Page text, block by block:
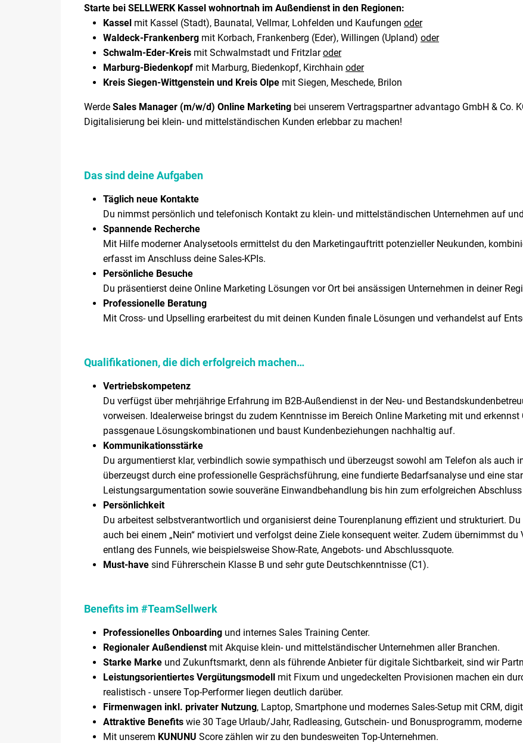
Starte bei SELLWERK Kassel wohnortnah im Außendienst in den Regionen:
Kassel mit Kassel (Stadt), Baunatal, Vellmar, Lohfelden und Kaufungen oder
Waldeck-Frankenberg mit Korbach, Frankenberg (Eder), Willingen (Upland) oder
Schwalm-Eder-Kreis mit Schwalmstadt und Fritzlaroder
Marburg-Biedenkopf mit Marburg, Biedenkopf, Kirchhain oder
Kreis Siegen-Wittgenstein und Kreis Olpe mit Siegen, Meschede, Brilon
Werde Sales Manager (m/w/d) Online Marketing bei unserem Vertragspartner advantago GmbH & Co.
Digitalisierung bei klein- und mittelständischen Kunden erlebbar zu machen!
Das sind deine Aufgaben
Täglich neue Kontakte
Du nimmst persönlich und telefonisch Kontakt zu klein- und mittelständischen Unternehmen auf
Spannende Recherche
Mit Hilfe moderner Analysetools ermittelst du den Marketingauftritt potenzieller Neukunden,
erfasst im Anschluss deine Sales-KPIs.
Persönliche Besuche
Du präsentierst deine Online Marketing Lösungen vor Ort bei ansässigen Unternehmen in deiner
Professionelle Beratung
Mit Cross- und Upselling erarbeitest du mit deinen Kunden finale Lösungen und verhandelst auf
Qualifikationen, die dich erfolgreich machen…
Vertriebskompetenz
Du verfügst über mehrjährige Erfahrung im B2B-Außendienst in der Neu- und
vorweisen. Idealerweise bringst du zudem Kenntnisse im Bereich Online Marketing mit und
passgenaue Lösungskombinationen und baust Kundenbeziehungen nachhaltig auf.
Kommunikationsstärke
Du argumentierst klar, verbindlich sowie sympathisch und überzeugst sowohl am Telefon als auch
überzeugst durch eine professionelle Gesprächsführung, eine fundierte Bedarfsanalyse und eine
Leistungsargumentation sowie souveräne Einwandbehandlung bis hin zum erfolgreichen
Persönlichkeit
Du arbeitest selbstverantwortlich und organisierst deine Tourenplanung effizient und strukturiert.
auch bei einem „Nein“ motiviert und verfolgst deine Ziele konsequent weiter. Zudem übernimmst
entlang des Funnels, wie beispielsweise Show-Rate, Angebots- und Abschlussquote.
Must-have sind Führerschein Klasse B und sehr gute Deutschkenntnisse (C1).
Benefits im #TeamSellwerk
Professionelles Onboarding und internes Sales Training Center.
Regionaler Außendienstmit Akquise klein- und mittelständischer Unternehmen aller Branchen.
Starke Marke und Zukunftsmarkt, denn als führende Anbieter für digitale Sichtbarkeit, sind wir
Leistungsorientiertes Vergütungsmodell mit Fixum und ungedeckelten Provisionen machen ein
realistisch - unsere Top-Performer liegen deutlich darüber.
Firmenwagen inkl. privater Nutzung, Laptop, Smartphone und modernes Sales-Setup mit CRM,
Attraktive Benefits wie 30 Tage Urlaub/Jahr, Radleasing, Gutschein- und Bonusprogramm,
Mit unserem KUNUNU Score zählen wir zu den bundesweiten Top-Unternehmen.